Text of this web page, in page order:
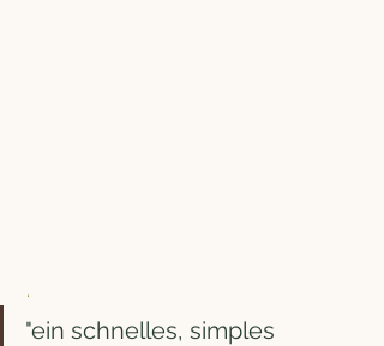
.
"ein schnelles, simples